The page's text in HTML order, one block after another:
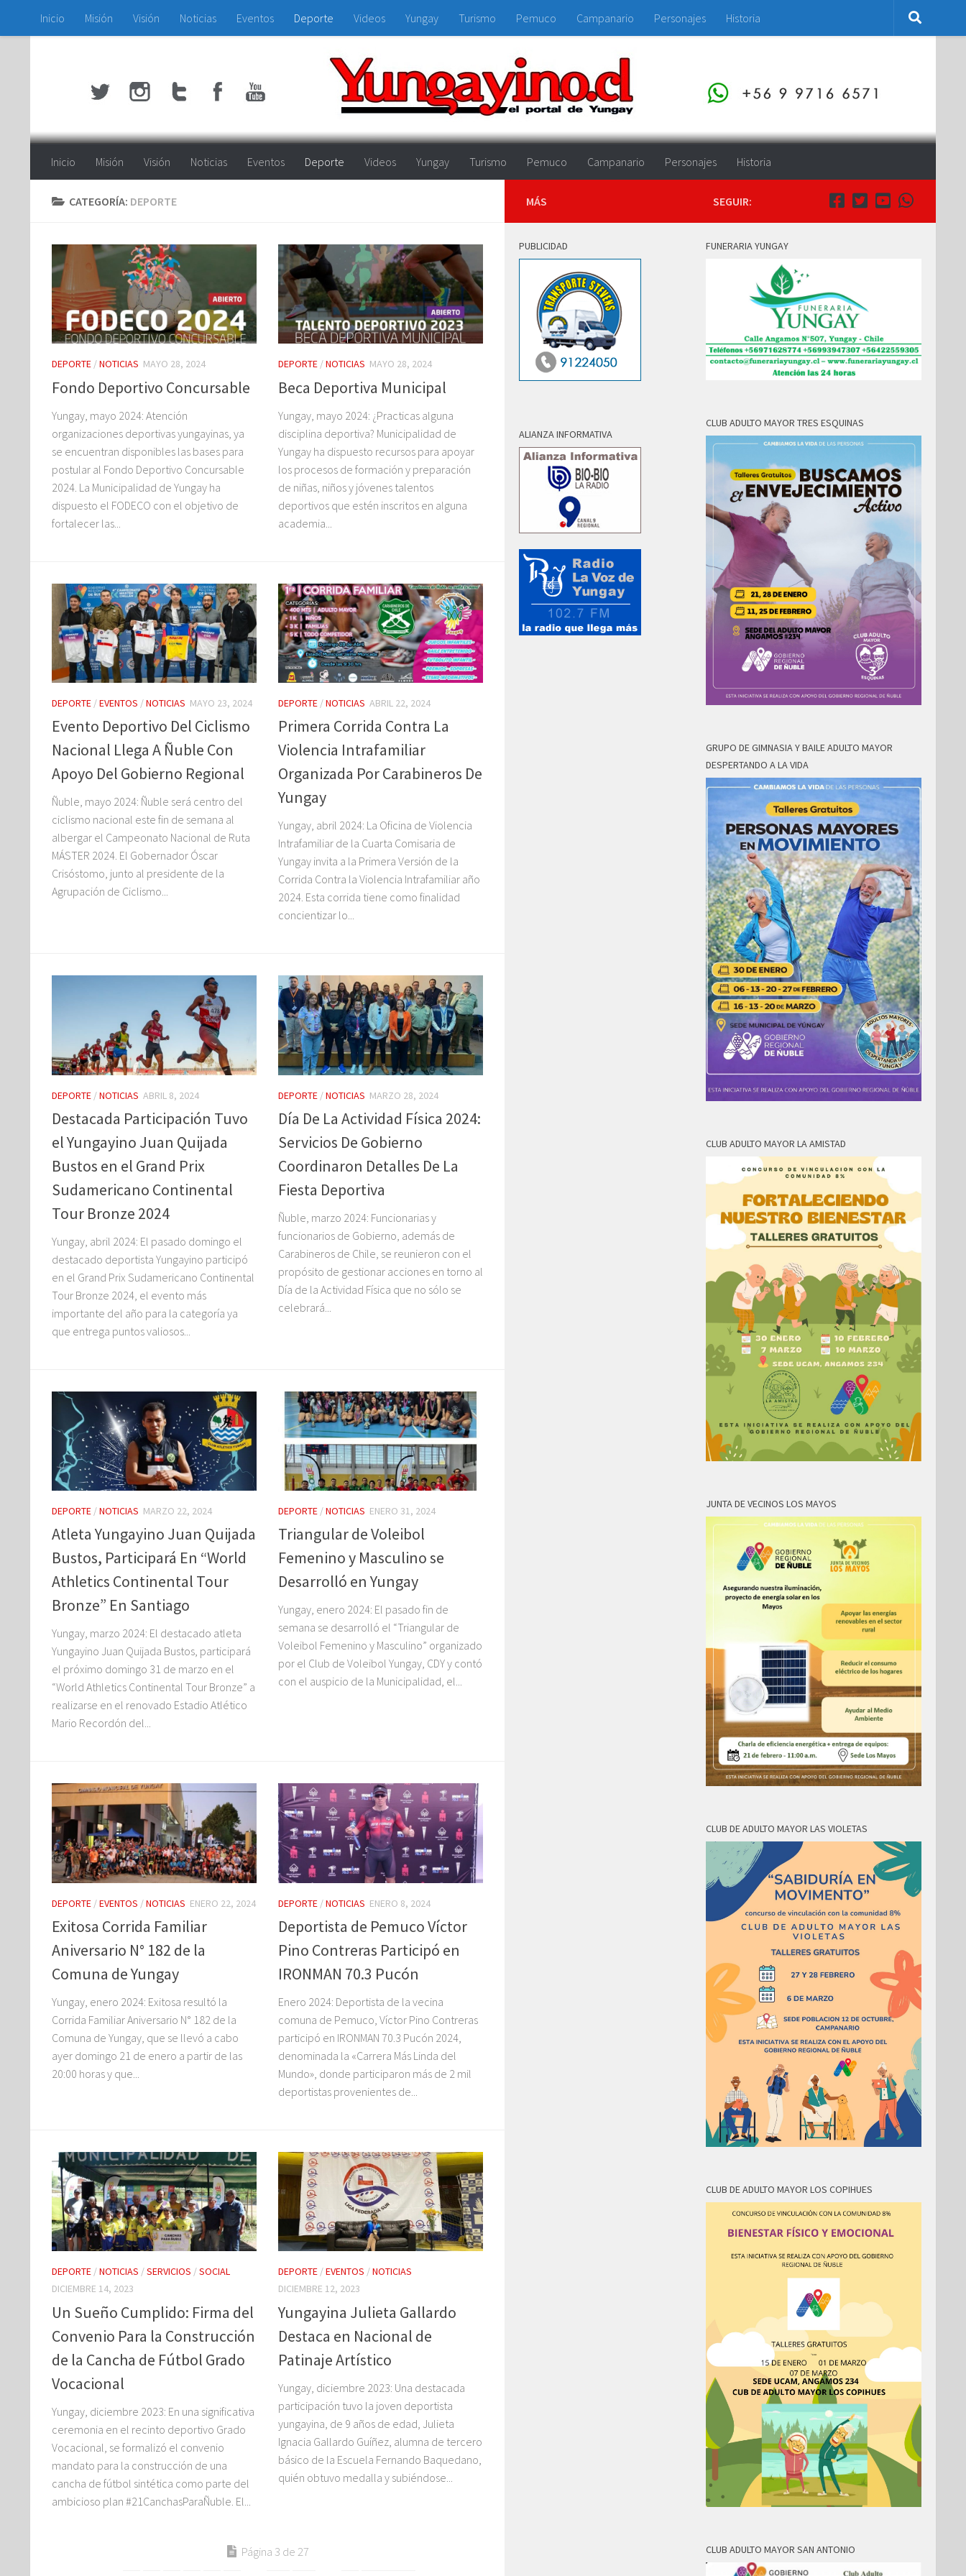
Saltar al contenido
Inicio Misión Visión Noticias Eventos Deporte Videos Yungay Turismo Pemuco Campanario Personajes Historia
Inicio Misión Visión Noticias Eventos Deporte Videos Yungay Turismo Pemuco Campanario Personajes Historia
CATEGORÍA: DEPORTE
DEPORTE /NOTICIAS MAYO 28, 2024
Fondo Deportivo Concursable
Yungay, mayo 2024: Atención
organizaciones deportivas yungayinas, ya
se encuentran disponibles las bases para
postular al Fondo Deportivo Concursable
2024. La Municipalidad de Yungay ha
dispuesto el FODECO con el objetivo de
fortalecer las...
DEPORTE /NOTICIAS MAYO 28, 2024
Beca Deportiva Municipal
Yungay, mayo 2024: ¿Practicas alguna
disciplina deportiva? Municipalidad de
Yungay ha dispuesto recursos para apoyar
los procesos de formación y preparación
de niñas, niños y jóvenes talentos
deportivos que estén inscritos en alguna
academia...
DEPORTE /EVENTOS /NOTICIAS MAYO 23, 2024
Evento Deportivo Del Ciclismo
Nacional Llega A Ñuble Con
Apoyo Del Gobierno Regional
Ñuble, mayo 2024: Ñuble será centro del
ciclismo nacional este fin de semana al
albergar el Campeonato Nacional de Ruta
MÁSTER 2024. El Gobernador Óscar
Crisóstomo, junto al presidente de la
Agrupación de Ciclismo...
DEPORTE /NOTICIAS ABRIL 22, 2024
Primera Corrida Contra La
Violencia Intrafamiliar
Organizada Por Carabineros De
Yungay
Yungay, abril 2024: La Oficina de Violencia
Intrafamiliar de la Cuarta Comisaria de
Yungay invita a la Primera Versión de la
Corrida Contra la Violencia Intrafamiliar año
2024. Esta corrida tiene como finalidad
concientizar lo...
DEPORTE /NOTICIAS ABRIL 8, 2024
Destacada Participación Tuvo
el Yungayino Juan Quijada
Bustos en el Grand Prix
Sudamericano Continental
Tour Bronze 2024
Yungay, abril 2024: El pasado domingo el
destacado deportista Yungayino participó
en el Grand Prix Sudamericano Continental
Tour Bronze 2024, el evento más
importante del año para la categoría ya
que entrega puntos valiosos...
DEPORTE /NOTICIAS MARZO 28, 2024
Día De La Actividad Física 2024:
Servicios De Gobierno
Coordinaron Detalles De La
Fiesta Deportiva
Ñuble, marzo 2024: Funcionarias y
funcionarios de Gobierno, además de
Carabineros de Chile, se reunieron con el
propósito de gestionar acciones en torno al
Día de la Actividad Física que no sólo se
celebrará...
DEPORTE /NOTICIAS MARZO 22, 2024
Atleta Yungayino Juan Quijada
Bustos, Participará En “World
Athletics Continental Tour
Bronze” En Santiago
Yungay, marzo 2024: El destacado atleta
Yungayino Juan Quijada Bustos, participará
el próximo domingo 31 de marzo en el
“World Athletics Continental Tour Bronze” a
realizarse en el renovado Estadio Atlético
Mario Recordón del...
DEPORTE /NOTICIAS ENERO 31, 2024
Triangular de Voleibol
Femenino y Masculino se
Desarrolló en Yungay
Yungay, enero 2024: El pasado fin de
semana se desarrolló el “Triangular de
Voleibol Femenino y Masculino” organizado
por el Club de Voleibol Yungay, CDY y contó
con el auspicio de la Municipalidad, el...
DEPORTE /EVENTOS /NOTICIAS ENERO 22, 2024
Exitosa Corrida Familiar
Aniversario N° 182 de la
Comuna de Yungay
Yungay, enero 2024: Exitosa resultó la
Corrida Familiar Aniversario N° 182 de la
Comuna de Yungay, que se llevó a cabo
ayer domingo 21 de enero a partir de las
20:00 horas y que...
DEPORTE /NOTICIAS ENERO 8, 2024
Deportista de Pemuco Víctor
Pino Contreras Participó en
IRONMAN 70.3 Pucón
Enero 2024: Deportista de la vecina
comuna de Pemuco, Víctor Pino Contreras
participó en IRONMAN 70.3 Pucón 2024,
denominada la «Carrera Más Linda del
Mundo», donde participaron más de 2 mil
deportistas provenientes de...
DEPORTE /NOTICIAS /SERVICIOS /SOCIAL
DICIEMBRE 14, 2023
Un Sueño Cumplido: Firma del
Convenio Para la Construcción
de la Cancha de Fútbol Grado
Vocacional
Yungay, diciembre 2023: En una significativa
ceremonia en el recinto deportivo Grado
Vocacional, se formalizó el convenio
mandato para la construcción de una
cancha de fútbol sintética como parte del
ambicioso plan #21CanchasParaÑuble. El...
DEPORTE /EVENTOS /NOTICIAS
DICIEMBRE 12, 2023
Yungayina Julieta Gallardo
Destaca en Nacional de
Patinaje Artístico
Yungay, diciembre 2023: Una destacada
participación tuvo la joven deportista
yungayina, de 9 años de edad, Julieta
Ignacia Gallardo Guíñez, alumna de tercero
básico de la Escuela Fernando Baquedano,
quién obtuvo medalla y subiéndose...
Página 3 de 27
SEGUIR:
FUNERARIA YUNGAY
CLUB ADULTO MAYOR TRES ESQUINAS
GRUPO DE GIMNASIA Y BAILE ADULTO MAYOR
DESPERTANDO A LA VIDA
CLUB ADULTO MAYOR LA AMISTAD
JUNTA DE VECINOS LOS MAYOS
CLUB DE ADULTO MAYOR LAS VIOLETAS
CLUB DE ADULTO MAYOR LOS COPIHUES
CLUB ADULTO MAYOR SAN ANTONIO
MÁS
PUBLICIDAD
ALIANZA INFORMATIVA